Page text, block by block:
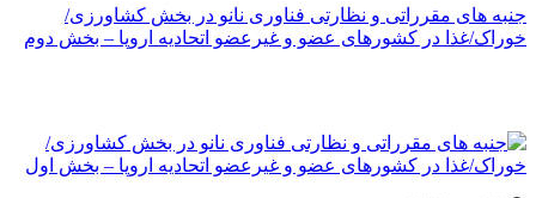
جنبه های مقرراتی و نظارتی فناوری نانو در بخش کشاورزی/
خوراک/غذا در کشورهای عضو و غیرعضو اتحادیه اروپا – بخش دوم